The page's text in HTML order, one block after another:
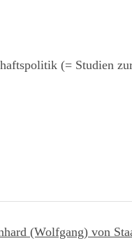
(= Studien
(Wolfgang) von